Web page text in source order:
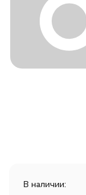
В наличии: